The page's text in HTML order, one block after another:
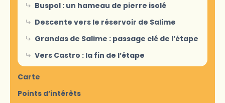
Buspol : un hameau de pierre isolé
Descente vers le réservoir de Salime
Grandas de Salime : passage clé de l’étape
Vers Castro : la fin de l’étape
Carte
Points d’intérêts